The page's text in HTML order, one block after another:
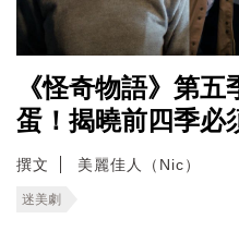
《怪奇物語》第
蛋！揭曉前四季必
撰文 美麗佳人（Nic）
迷美劇